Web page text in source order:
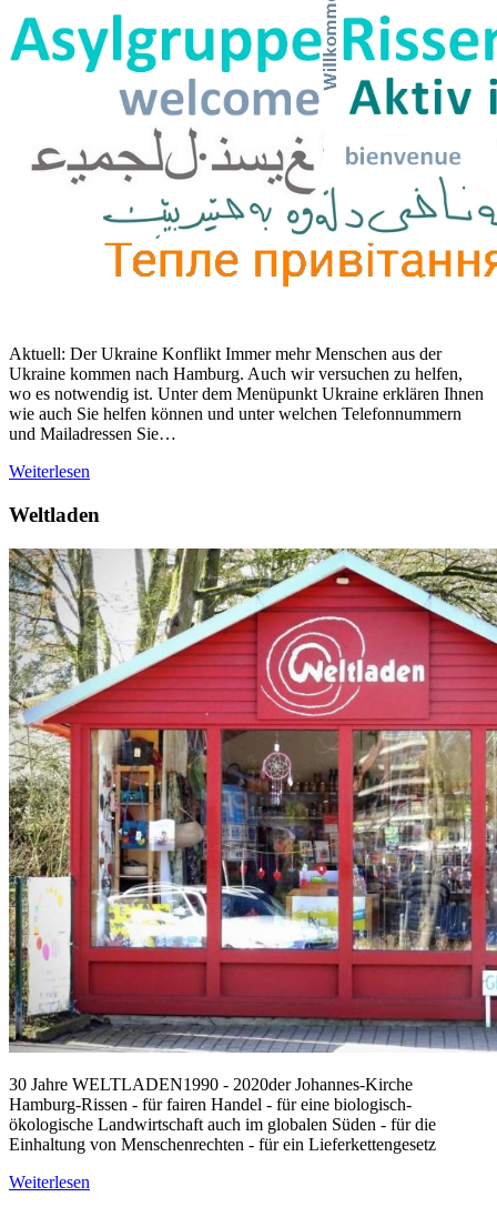
Aktuell: Der Ukraine Konflikt Immer mehr Menschen aus der
Ukraine kommen nach Hamburg. Auch wir versuchen zu helfen,
wo es notwendig ist. Unter dem Menüpunkt Ukraine erklären Ihnen
wie auch Sie helfen können und unter welchen Telefonnummern
und Mailadressen Sie…
Weiterlesen
Weltladen
30 Jahre WELTLADEN1990 - 2020der Johannes-Kirche
Hamburg-Rissen - für fairen Handel - für eine biologisch-
ökologische Landwirtschaft auch im globalen Süden - für die
Einhaltung von Menschenrechten - für ein Lieferkettengesetz
Weiterlesen